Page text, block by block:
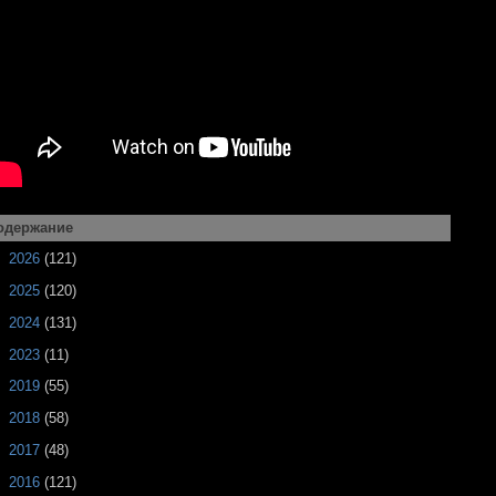
2026(121)
2025(120)
2024(131)
2023(11)
2019(55)
2018(58)
2017(48)
2016(121)